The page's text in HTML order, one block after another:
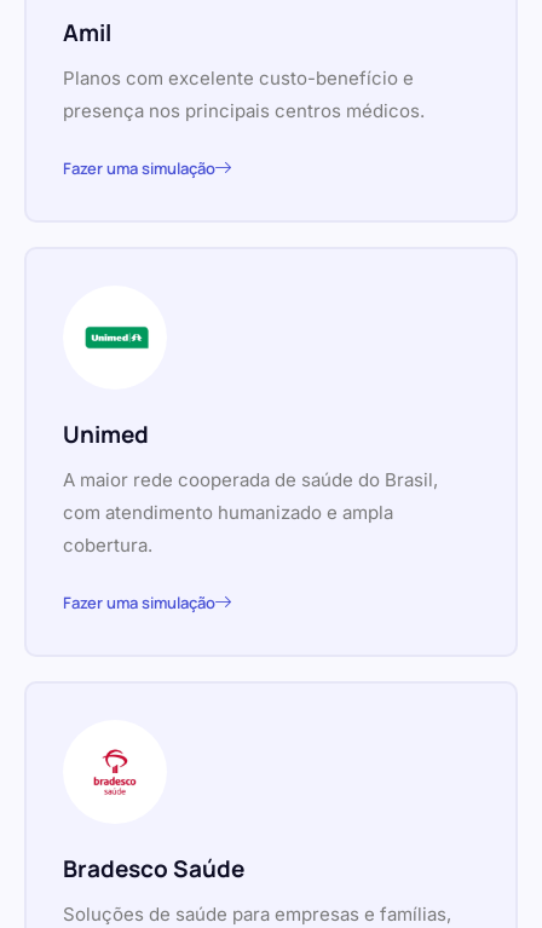
Amil
Planos com excelente custo-benefício e
presença nos principais centros médicos.
Fazer uma simulação
Unimed
A maior rede cooperada de saúde do Brasil,
com atendimento humanizado e ampla
cobertura.
Fazer uma simulação
Bradesco Saúde
Soluções de saúde para empresas e famílias,